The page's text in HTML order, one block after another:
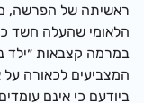
ראשיתה של הפרשה,
במרמה קצבאות ״ילד
המצביעים לכאורה על
ביודעם כי אינם